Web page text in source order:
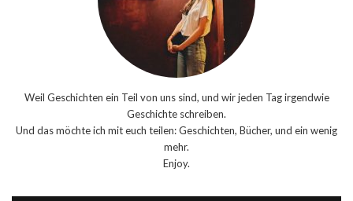
Weil Geschichten ein Teil von uns sind, und wir jeden Tag irgendwie
Geschichte schreiben.
Und das möchte ich mit euch teilen: Geschichten, Bücher, und ein wenig
mehr.
Enjoy.